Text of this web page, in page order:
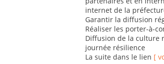
internet de la
Garantir la diffusion
Réaliser les porter-à-
Diffusion de la culture
journée résilience
La suite dans le lien [